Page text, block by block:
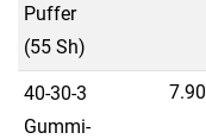
Puffer
(55 Sh)
40-30-3
Gummi-
7.90